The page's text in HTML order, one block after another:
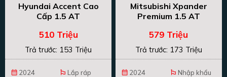
Hyundai Accent Cao
Cấp 1.5 AT
510 Triệu
Trả trước: 153 Triệu
calendar_month 2024 emoji_flags Lắp ráp
Mitsubishi Xpander
Premium 1.5 AT
579 Triệu
Trả trước: 173 Triệu
calendar_month 2024 emoji_flags Nhập khẩu